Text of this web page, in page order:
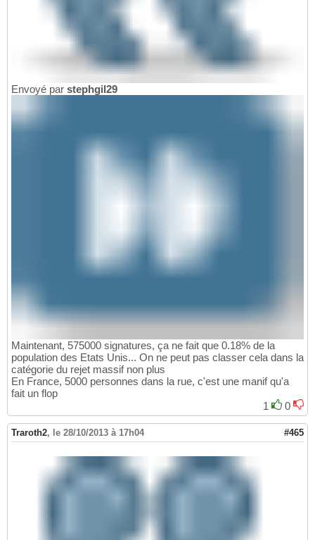
Envoyé par stephgil29
Maintenant, 575000 signatures, ça ne fait que 0.18% de la
population des Etats Unis... On ne peut pas classer cela dans la
catégorie du rejet massif non plus
En France, 5000 personnes dans la rue, c'est une manif qu'a
fait un flop
1
0
Traroth2, le 28/10/2013 à 17h04 #465